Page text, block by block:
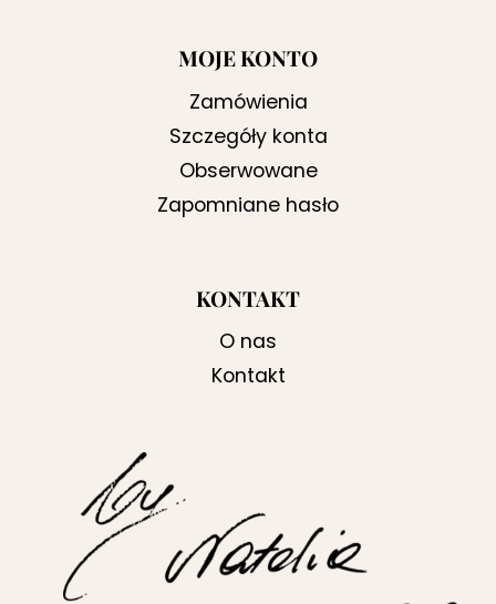
MOJE KONTO
Zamówienia
Szczegóły konta
Obserwowane
Zapomniane hasło
KONTAKT
O nas
Kontakt